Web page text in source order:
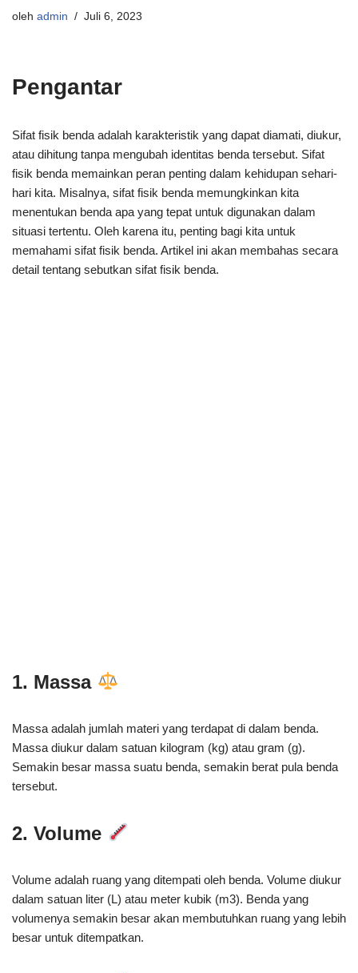
oleh admin Juli 6, 2023
Pengantar
Sifat fisik benda adalah karakteristik yang dapat diamati, diukur,
atau dihitung tanpa mengubah identitas benda tersebut. Sifat
fisik benda memainkan peran penting dalam kehidupan sehari-
hari kita. Misalnya, sifat fisik benda memungkinkan kita
menentukan benda apa yang tepat untuk digunakan dalam
situasi tertentu. Oleh karena itu, penting bagi kita untuk
memahami sifat fisik benda. Artikel ini akan membahas secara
detail tentang sebutkan sifat fisik benda.
1. Massa
Massa adalah jumlah materi yang terdapat di dalam benda.
Massa diukur dalam satuan kilogram (kg) atau gram (g).
Semakin besar massa suatu benda, semakin berat pula benda
tersebut.
2. Volume
Volume adalah ruang yang ditempati oleh benda. Volume diukur
dalam satuan liter (L) atau meter kubik (m3). Benda yang
volumenya semakin besar akan membutuhkan ruang yang lebih
besar untuk ditempatkan.